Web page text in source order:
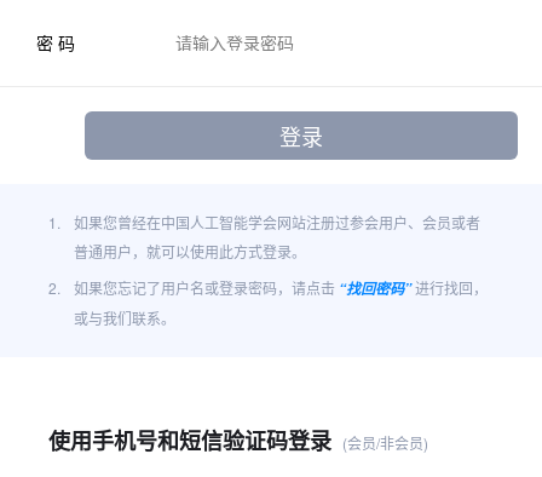
密 码
1.
如果您曾经在中国人工智能学会网站注册过参会用户、会员或者
普通用户，就可以使用此方式登录。
2.
如果您忘记了用户名或登录密码，请点击 “找回密码”进行找回，
或与我们联系。
使用手机号和短信验证码登录 (会员/非会员)